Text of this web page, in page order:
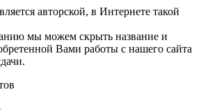
авторской, в Интернете такой
мы можем скрыть название и
Вами работы с нашего сайта